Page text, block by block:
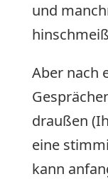
und
Aber nach
draußen
eine
kann